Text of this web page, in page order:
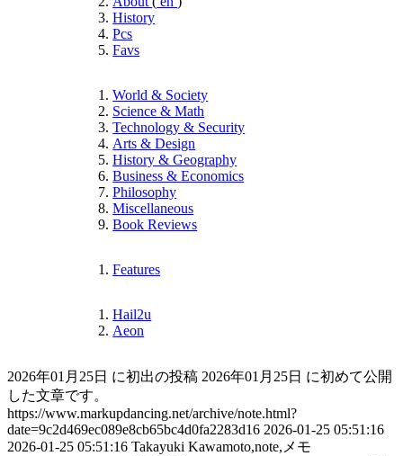
History
Pcs
Favs
World & Society
Science & Math
Technology & Security
Arts & Design
History & Geography
Business & Economics
Philosophy
Miscellaneous
Book Reviews
Features
Hail2u
Aeon
2026年01月25日 に初出の投稿 2026年01月25日 に初めて公開
した文章です。
https://www.markupdancing.net/archive/note.html?
date=9c2d469ec089e8cb65bc4d0fa2283d16 2026-01-25 05:51:16
2026-01-25 05:51:16 Takayuki Kawamoto,note,メモ